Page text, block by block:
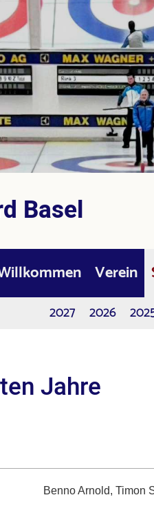
Basel
Verein
2027 2026
Jahre
Benno Arnold, Timon